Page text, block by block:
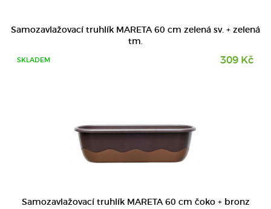
Samozavlažovací truhlík MARETA 60 cm zelená sv. + zelená
tm.
SKLADEM 309 Kč
Samozavlažovací truhlík MARETA 60 cm čoko + bronz